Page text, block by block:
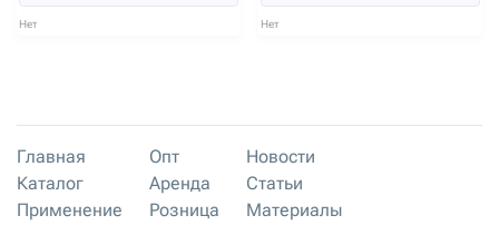
Нет Нет
Главная
Каталог
Применение
Опт
Аренда
Розница
Новости
Статьи
Материалы